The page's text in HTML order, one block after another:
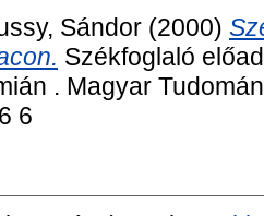
Sándor (2000)
Székfoglaló
. Magyar
6